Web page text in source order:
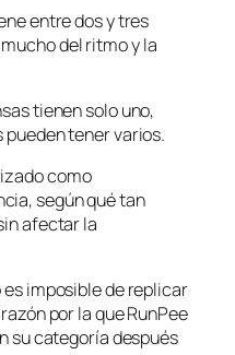
entre dos y tres
del ritmo y la
tienen solo uno,
tener varios.
como
según qué tan
afectar la
imposible de replicar
por la que RunPee
su categoría después